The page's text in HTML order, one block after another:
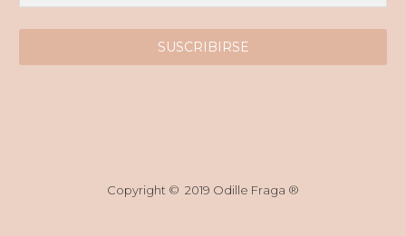
SUSCRIBIRSE
Copyright © 2019 Odille Fraga ®